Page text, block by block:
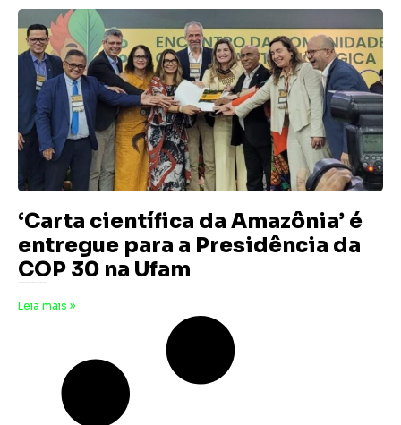
‘Carta científica da Amazônia’ é
entregue para a Presidência da
COP 30 na Ufam
Leia mais »